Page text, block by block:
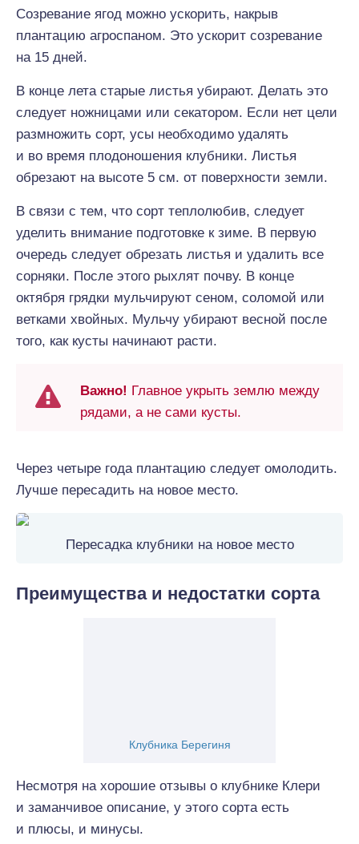
Созревание ягод можно ускорить, накрыв
плантацию агроспаном. Это ускорит созревание
на 15 дней.
В конце лета старые листья убирают. Делать это
следует ножницами или секатором. Если нет цели
размножить сорт, усы необходимо удалять
и во время плодоношения клубники. Листья
обрезают на высоте 5 см. от поверхности земли.
В связи с тем, что сорт теплолюбив, следует
уделить внимание подготовке к зиме. В первую
очередь следует обрезать листья и удалить все
сорняки. После этого рыхлят почву. В конце
октября грядки мульчируют сеном, соломой или
ветками хвойных. Мульчу убирают весной после
того, как кусты начинают расти.
Важно! Главное укрыть землю между
рядами, а не сами кусты.
Через четыре года плантацию следует омолодить.
Лучше пересадить на новое место.
Пересадка клубники на новое место
Преимущества и недостатки сорта
Клубника Берегиня
Несмотря на хорошие отзывы о клубнике Клери
и заманчивое описание, у этого сорта есть
и плюсы, и минусы.